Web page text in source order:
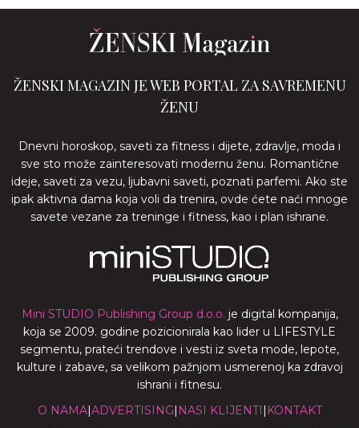
ŽENSKI MAGAZIN JE WEB PORTAL ZA SAVREMENU
ŽENU
Dnevni horoskop, saveti za fitness i dijete, zdravlje, moda i
sve sto može zainteresovati modernu ženu. Romantične
ideje, saveti za vezu, ljubavni saveti, poznati parfemi. Ako ste
ipak aktivna dama koja voli da trenira, ovde ćete naći mnoge
savete vezane za treninge i fitness, kao i plan ishrane.
Mini STUDIO Publishing Group d.o.o. je digital kompanija,
koja se 2009. godine pozicionirala kao lider u LIFESTYLE
segmentu, prateći trendove i vesti iz sveta mode, lepote,
kulture i zabave, sa velikom pažnjom usmerenoj ka zdravoj
ishrani i fitnesu.
O NAMA|ADVERTISING| NASI KLIJENTI | KONTAKT